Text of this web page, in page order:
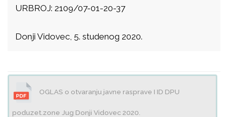
URBROJ: 2109/07-01-20-37
Donji Vidovec, 5. studenog 2020.
OGLAS o otvaranju javne rasprave I ID DPU
poduzet.zone Jug Donji Vidovec 2020.